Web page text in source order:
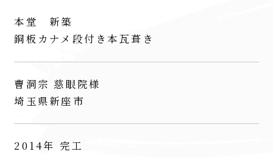
本堂 新築
銅板カナメ段付き本瓦葺き
曹洞宗 慈眼院様
埼玉県新座市
2014年 完工